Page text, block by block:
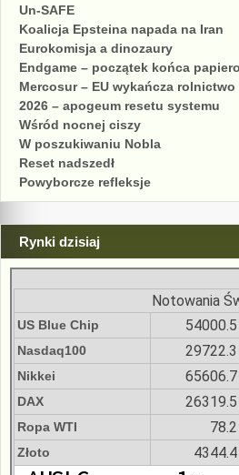
Un-SAFE
Koalicja Epsteina napada na Iran
Eurokomisja a dinozaury
Endgame – początek końca
Mercosur – EU wykańcza rolnictwo
2026 – apogeum resetu systemu
Wśród nocnej ciszy
W poszukiwaniu Nobla
Reset nadszedł
Powyborcze refleksje
Rynki dzisiaj
Notowania
US Blue Chip 54000.5
Nasdaq100 29722.3
Nikkei 65606.7
DAX 26319.5
Ropa WTI 78.2
Złoto 4344.4